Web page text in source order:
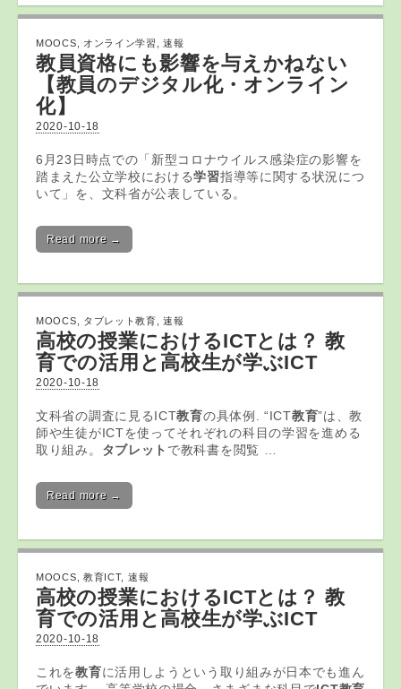
MOOCS オンライン学習 ,速報
教員資格にも影響を与えかねない
【教員のデジタル化・ オンライン
化】
2020-10-18
6月23日時点での「新型コロナウイルス感染症の影響を
踏まえた公立学校における学習指導等に関する状況につ
いて」を、文科省が公表している。
Read more →
MOOCS タブレット教育 ,速報
高校の授業におけるICTとは？教
育での活用と高校生が学ぶICT
2020-10-18
文科省の調査に見るICT教育の具体例. “ICT教育”は、教
師や生徒がICTを使ってそれぞれの科目の学習を進める
取り組み。 タブレット で教科書を閲覧 …
Read more →
MOOCS 教育ICT, 速報
高校の授業におけるICTとは？教
育での活用と高校生が学ぶICT
2020-10-18
これを教育に活用しようという取り組みが日本でも進ん